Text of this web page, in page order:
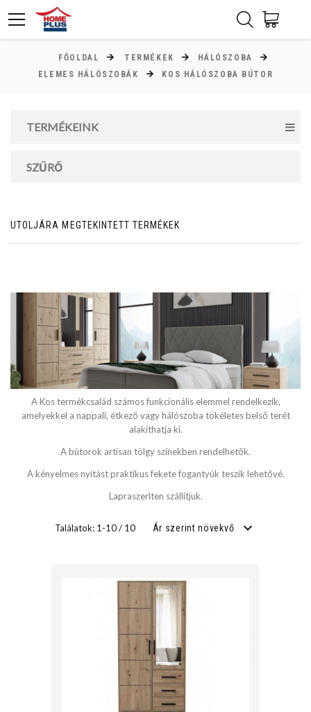
FŐOLDAL TERMÉKEK
HÁLÓSZOBA
ELEMES HÁLÓSZOBÁK
KOS HÁLÓSZOBA BÚTOR
TERMÉKEINK
SZŰRŐ
Ft
MAGASSÁG
SZÉLESSÉG
cm
cm
cm
UTOLJÁRA MEGTEKINTETT TERMÉKEK
A Kos termékcsalád számos funkcionális elemmel rendelkezik,
amelyekkel a nappali, étkező vagy hálószoba tökéletes belső terét
alakíthatja ki.
A bútorok artisan tölgy színekben rendelhetők.
A kényelmes nyitást praktikus fekete fogantyúk teszik lehetővé.
Lapraszerlten szállítjuk.
Találatok: 1-10 / 10 Ár szerint növekvő